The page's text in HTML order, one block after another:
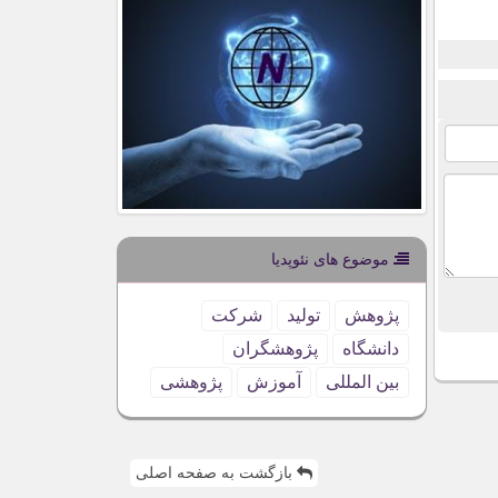
موضوع های نئوپدیا
پژوهش تولید
شركت
دانشگاه
پژوهشگران
بین المللی
آموزش پژوهشی
بازگشت به صفحه اصلی